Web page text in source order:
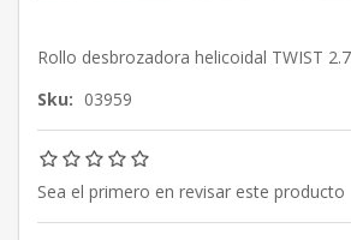
Rollo desbrozadora helicoidal TWIST
Sku: 03959
Sea el primero en revisar este producto